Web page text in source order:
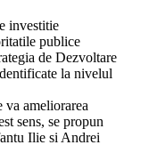
investitie
publice
de Dezvoltare
la nivelul
va ameliorarea
sens, se propun
Ilie si Andrei